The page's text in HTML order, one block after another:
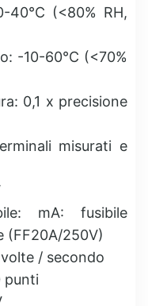
40°C (<80% RH,
-10-60°C (<70%
0,1 x precisione
misurati e
mA: fusibile
(FF20A/250V)
/ secondo
punti